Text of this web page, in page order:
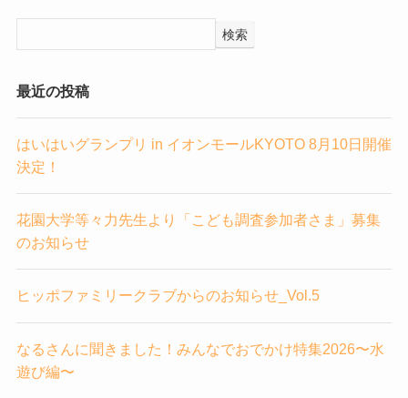
検索
最近の投稿
はいはいグランプリ in イオンモールKYOTO 8月10日開催
決定！
花園大学等々力先生より「こども調査参加者さま」募集
のお知らせ
ヒッポファミリークラブからのお知らせ_Vol.5
なるさんに聞きました！みんなでおでかけ特集2026〜水
遊び編〜